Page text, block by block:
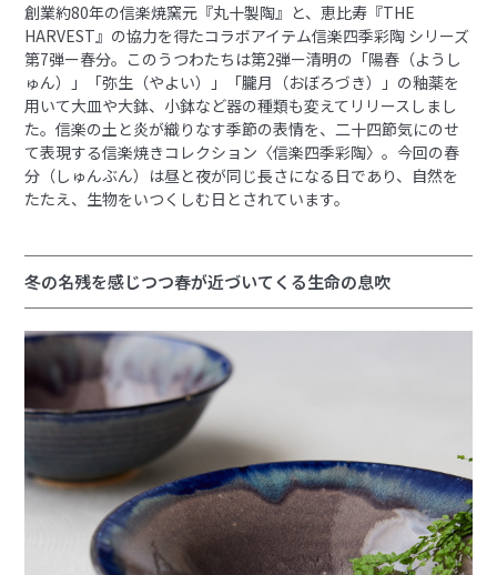
創業約80年の信楽焼窯元『丸十製陶』と、恵比寿『THE
HARVEST』の協力を得たコラボアイテム信楽四季彩陶 シリーズ
第7弾ー春分。このうつわたちは第2弾ー清明の「陽春（ようし
ゅん）」「弥生（やよい）」「朧月（おぼろづき）」の釉薬を
用いて大皿や大鉢、小鉢など器の種類も変えてリリースしまし
た。信楽の土と炎が織りなす季節の表情を、二十四節気にのせ
て表現する信楽焼きコレクション〈信楽四季彩陶〉。今回の春
分（しゅんぶん）は昼と夜が同じ長さになる日であり、自然を
たたえ、生物をいつくしむ日とされています。
冬の名残を感じつつ春が近づいてくる生命の息吹